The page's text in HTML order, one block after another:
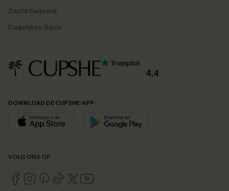
Zacht Gebreid
Dagelijkse Basis
4.4
DOWNLOAD DE CUPSHE-APP
VOLG ONS OP